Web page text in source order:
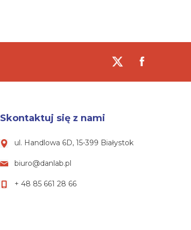
Skontaktuj się z nami
ul. Handlowa 6D, 15-399 Białystok
biuro@danlab.pl
+ 48 85 661 28 66